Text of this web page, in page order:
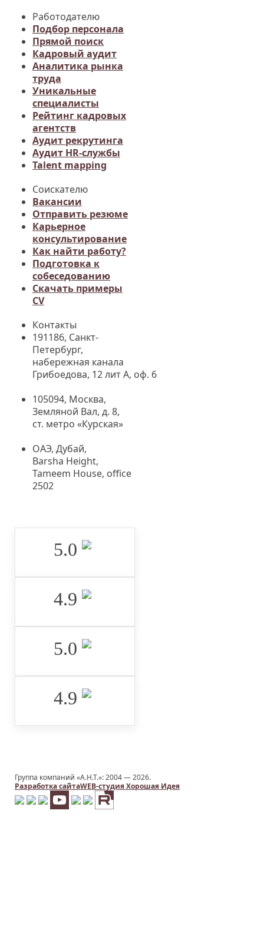
Работодателю
Подбор персонала
Прямой поиск
Кадровый аудит
Аналитика рынка
труда
Уникальные
специалисты
Рейтинг кадровых
агентств
Аудит рекрутинга
Аудит HR-службы
Talent mapping
Соискателю
Вакансии
Отправить резюме
Карьерное
консультирование
Как найти работу?
Подготовка к
собеседованию
Cкачать примеры
CV
Контакты
191186, Санкт-
Петербург,
набережная канала
Грибоедова, 12 лит А, оф. 6
105094, Москва,
Земляной Вал, д. 8,
ст. метро «Курская»
ОАЭ, Дубай,
Barsha Height,
Tameem House, office
2502
5.0 ‌
4.9 ‌
5.0 ‌
4.9 ‌
Группа компаний «А.Н.Т.»: 2004 —2026.
Разработка сайтаWEB-студия Хорошая Идея
Заказать услугу